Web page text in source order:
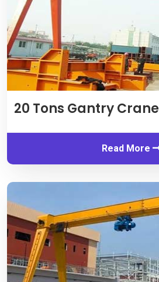
20 Tons Gantry Crane
Read More